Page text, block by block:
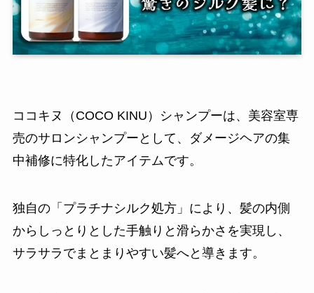
ココキヌ（COCO KINU）シャンプーは、美容室専
売のサロンシャンプーとして、ダメージヘアの集
中補修に特化したアイテムです。
独自の「プラチナシルク処方」により、髪の内側
からしっとりとした手触りと滑らかさを実現し、
サラサラでまとまりやすい髪へと導きます。